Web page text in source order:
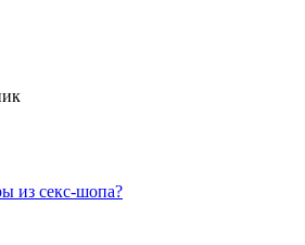
из секс-шопа?